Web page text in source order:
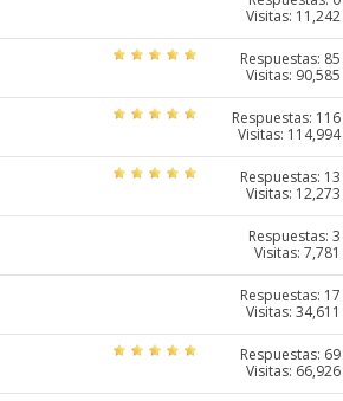
Visitas: 11,242
Respuestas: 85
Visitas: 90,585
Respuestas: 116
Visitas: 114,994
Respuestas: 13
Visitas: 12,273
Respuestas:3
Visitas: 7,781
Respuestas: 17
Visitas: 34,611
Respuestas: 69
Visitas: 66,926